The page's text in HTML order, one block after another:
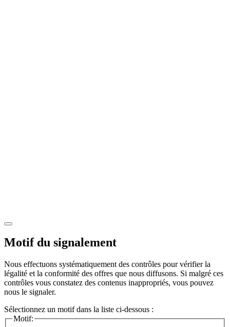
Motif du signalement
Nous effectuons systématiquement des contrôles pour vérifier la
légalité et la conformité des offres que nous diffusons. Si malgré ces
contrôles vous constatez des contenus inappropriés, vous pouvez
nous le signaler.
Sélectionnez un motif dans la liste ci-dessous :
Motif: